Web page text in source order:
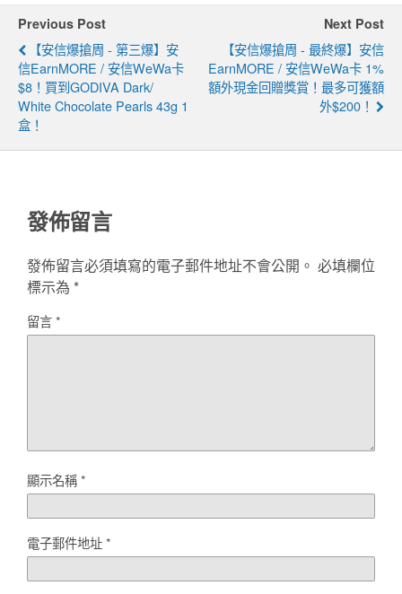
Previous Post
【安信爆搶周 - 第三爆】安
信EarnMORE / 安信WeWa卡
$8！買到GODIVA Dark/
White Chocolate Pearls 43g 1
盒！
Next Post
【安信爆搶周 - 最終爆】安信
EarnMORE / 安信WeWa卡 1%
額外現金回贈獎賞！最多可獲額
外$200！
發佈留言
發佈留言必須填寫的電子郵件地址不會公開。 必填欄位
標示為 *
留言*
顯示名稱*
電子郵件地址*